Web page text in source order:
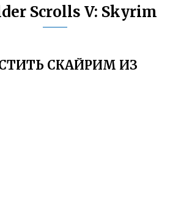
Scrolls V: Skyrim
СКАЙРИМ ИЗ